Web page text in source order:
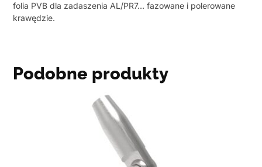
folia PVB dla zadaszenia AL/PR7… fazowane i polerowane
krawędzie.
Podobne produkty